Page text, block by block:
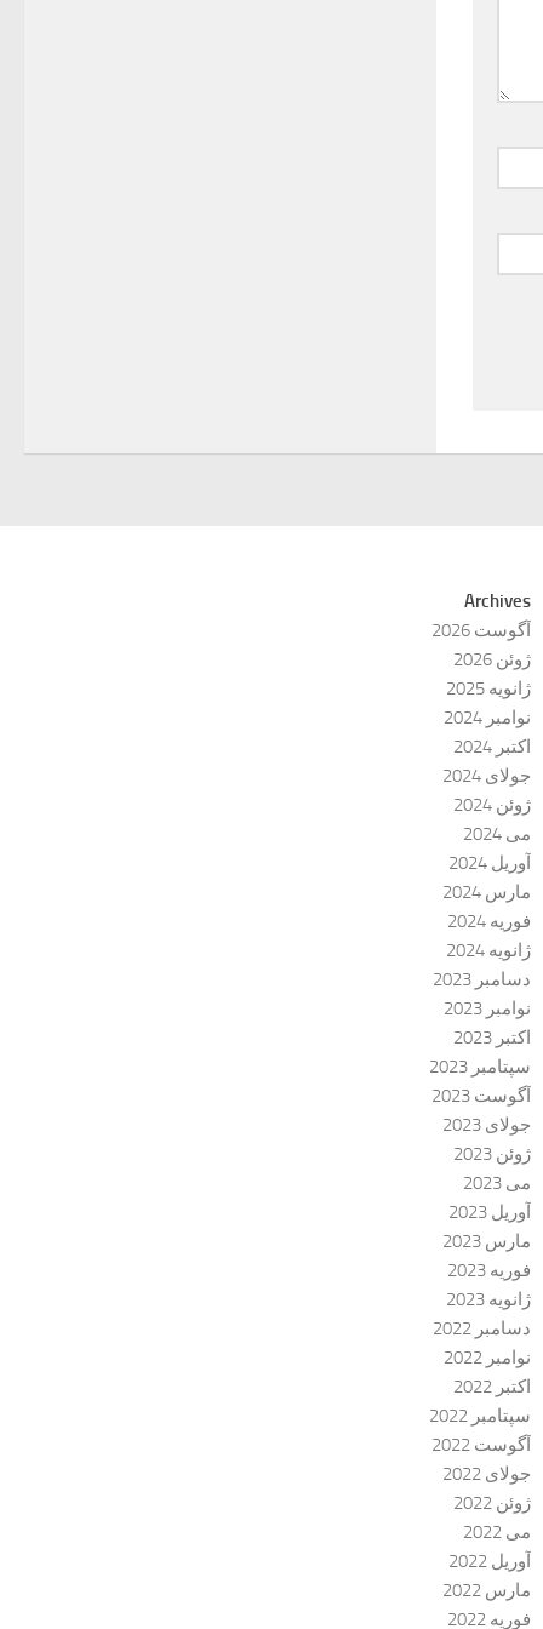
Archives
آگوست 2026
ژوئن 2026
ژانویه 2025
نوامبر 2024
اکتبر 2024
جولای 2024
ژوئن 2024
می 2024
آوریل 2024
مارس 2024
فوریه 2024
ژانویه 2024
دسامبر 2023
نوامبر 2023
اکتبر 2023
سپتامبر 2023
آگوست 2023
جولای 2023
ژوئن 2023
می 2023
آوریل 2023
مارس 2023
فوریه 2023
ژانویه 2023
دسامبر 2022
نوامبر 2022
اکتبر 2022
سپتامبر 2022
آگوست 2022
جولای 2022
ژوئن 2022
می 2022
آوریل 2022
مارس 2022
فوریه 2022